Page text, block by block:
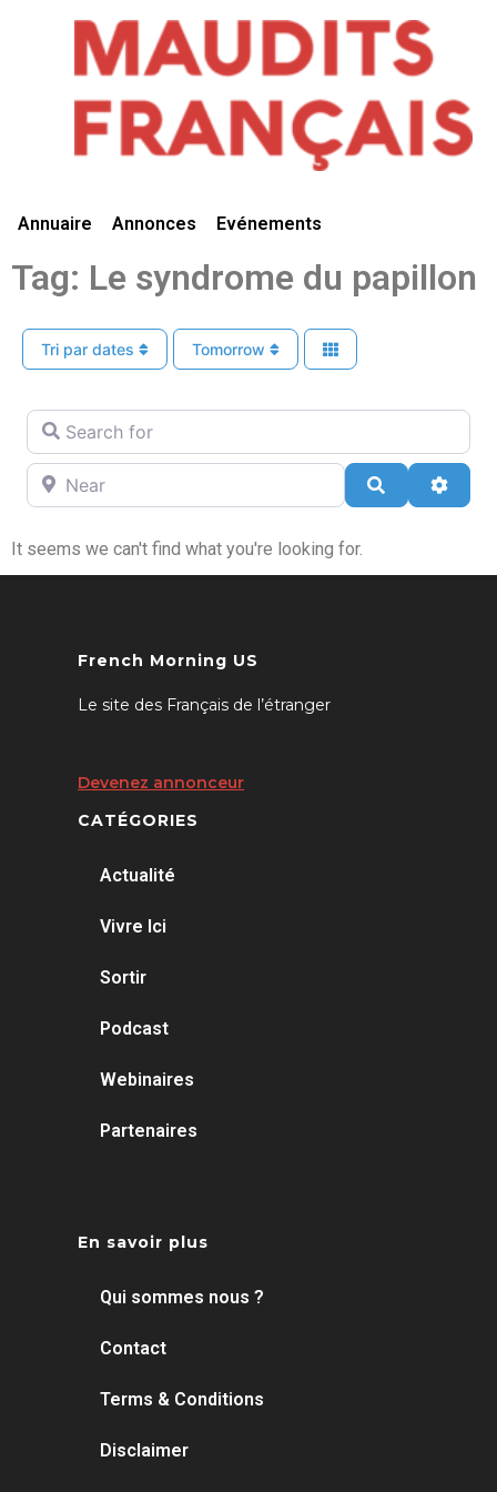
Annuaire Annonces Evénements
Tag: Le syndrome du papillon
Tri par dates Tomorrow
Search for
Near
Search
It seems we can't find what you're looking for.
French Morning US
Le site des Français de l’étranger
Devenez annonceur
CATÉGORIES
Actualité
Vivre Ici
Sortir
Podcast
Webinaires
Partenaires
En savoir plus
Qui sommes nous ?
Contact
Terms & Conditions
Disclaimer